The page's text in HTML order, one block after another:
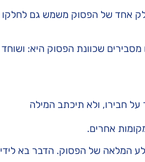
אחד של הפסוק משמש גם לחלקו
שכוונת הפסוק היא: ושוחד
חבירו, ולא תיכתב המילה
אחרים.
המלאה של הפסוק. הדבר בא לידי